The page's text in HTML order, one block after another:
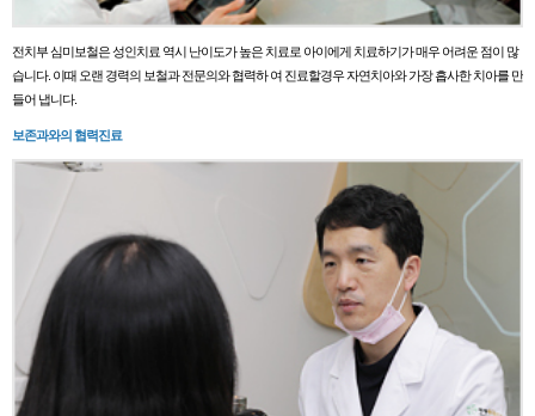
전치부 심미보철은 성인치료 역시 난이도가 높은 치료로 아이에게 치료하기가 매우 어려운 점이 많
습니다. 이때 오랜 경력의 보철과 전문의와 협력하 여 진료할경우 자연치아와 가장 흡사한 치아를 만
들어 냅니다.
보존과와의 협력진료